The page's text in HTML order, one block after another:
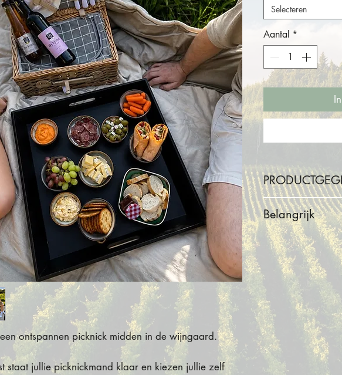
ontspannen picknick midden in de wijngaard.
staat jullie picknickmand klaar en kiezen jullie zelf
Selecteren
Aantal *
Inbegrepen
Picknickmand
Gevulde
Vrije keuze
Niet inbegrepen
Wijn en
Belangrijk
Vrije
Reserveren per
Beperkt
Na reservering
informatie per
Belangrijk
⚠️Let op:vergeet
kiezen voor
Let op:
Wijn
voegen aan